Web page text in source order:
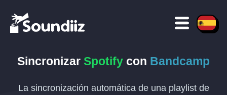
Sincronizar Spotify con Bandcamp
La sincronización automática de una playlist de